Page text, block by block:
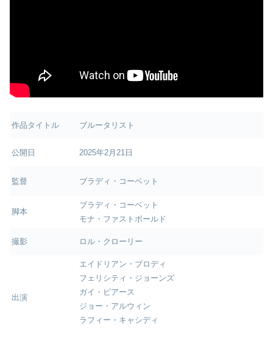
作品タイトル ブルータリスト
公開日 2025年2月21日
監督 ブラディ・コーベット
脚本
ブラディ・コーベット
モナ・ファストボールド
撮影 ロル・クローリー
出演
エイドリアン・ブロディ
フェリシティ・ジョーンズ
ガイ・ピアース
ジョー・アルウィン
ラフィー・キャシディ